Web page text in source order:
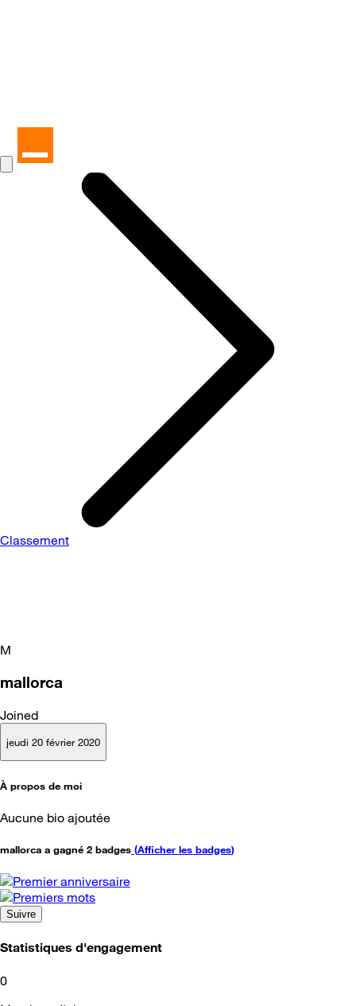
Classement
M
mallorca
Joined
jeudi 20 février 2020
À propos de moi
Aucune bio ajoutée
mallorca a gagné 2 badges (Afficher les badges)
Suivre
Statistiques d'engagement
0